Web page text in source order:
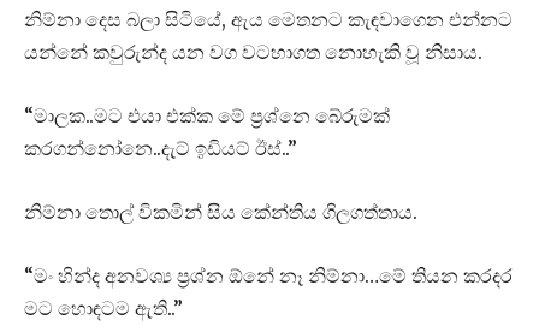
නිම්නා දෙස බලා සිටියේ, ඇය මෙතනට කැඳවාගෙන එන්නට
යන්නේ කවුරුන්ද යන වග වටහාගත නොහැකි වූ නිසාය.
“මාලක..මට එයා එක්ක මේ ප්‍රශ්නෙ බේරුමක්
කරගන්නෝනෙ..දැට් ඉඩියට් ඊස්..”
නිම්නා තොල් විකමින් සිය කේන්තිය ගිලගත්තාය.
“මං හින්ද අනවශ්‍ය ප්‍රශ්න ඕනේ නෑ නිම්නා…මේ තියන කරදර
මට හොඳටම ඇති..”